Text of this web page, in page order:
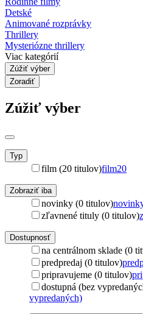
Detské
Animované rozprávky
Thrillery
Mysteriózne thrillery
Viac kategórií
Zúžiť výber
Zoradiť
Zúžiť výber
Typ
film (20 titulov)film20
Zobraziť iba
novinky (0 titulov)
zľavnené tituly (0 titulov)
Dostupnosť
na centrálnom sklade (0
predpredaj (0 titulov)
pripravujeme (0 titulov)
dostupná (bez
vypredaných)